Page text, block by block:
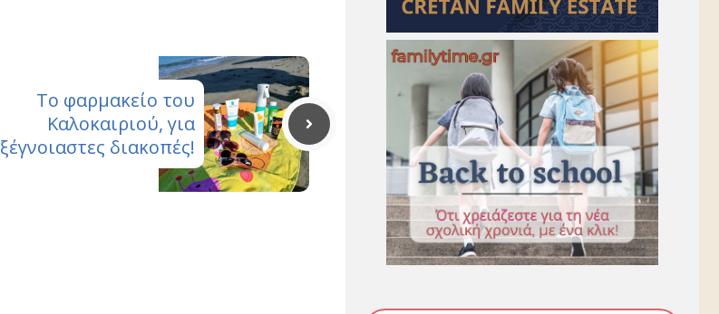
Το φαρμακείο του
Καλοκαιριού, για
ξέγνοιαστες διακοπές!